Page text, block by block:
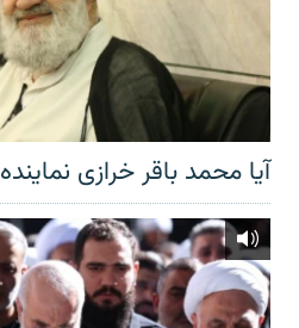
آیا محمد باقر خرازی